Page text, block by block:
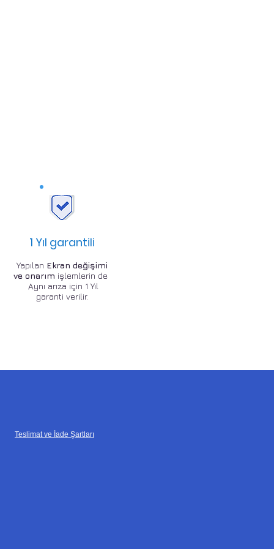
1 Yıl garantili
Yapılan Ekran değişimi
ve onarım işlemlerin de
Aynı arıza için 1 Yıl
garanti verilir.
Teslimat ve İade Şartları